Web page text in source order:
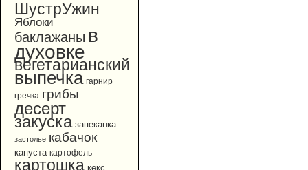
ШустрУжин
Яблоки
баклажаны в
духовке
вегетарианский
выпечка гарнир
гречка грибы
десерт
закуска запеканка
застолье кабачок
капуста картофель
картошка кекс